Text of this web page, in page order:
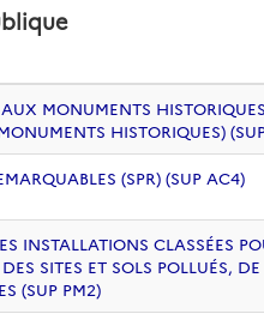
MONUMENTS
HISTORIQUES)
(SPR) (SUP AC4)
INSTALLATIONS CLASSÉES
SITES ET SOLS POLLUÉS,
(SUP PM2)